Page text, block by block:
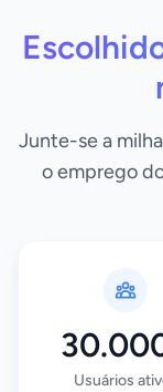
Junte-se a
o emprego
Usuários